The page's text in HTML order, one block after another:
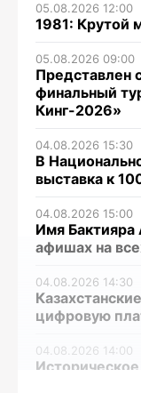
05.08.2026 12:00
1981: Крутой
05.08.2026 09:00
Представлен
финальный
Кинг-2026»
04.08.2026 15:30
В
выставка к
04.08.2026 15:00
Имя Бактияра
афишах на
04.08.2026 14:30
цифровую
04.08.2026 14:00